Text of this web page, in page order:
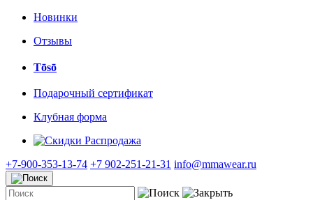
Новинки
Отзывы
Tōsō
Подарочный сертификат
Клубная форма
Распродажа
+7-900-353-13-74 +7 902-251-21-31 info@mmawear.ru